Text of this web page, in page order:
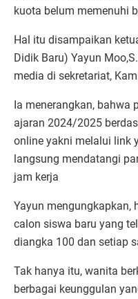
kuota belum memenuhi
Hal itu disampaikan
Didik Baru) Yayun
media di sekretariat,
Ia menerangkan, bahwa
ajaran 2024/2025
online yakni melalui link
langsung mendatangi
jam kerja
Yayun mengungkapkan,
calon siswa baru yang
diangka 100 dan setiap
Tak hanya itu, wanita
berbagai keunggulan